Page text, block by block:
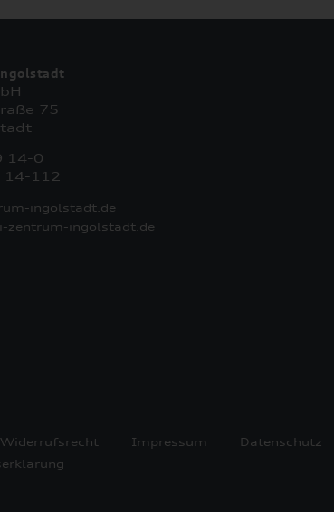
75
14-0
14-112
ingolstadt.de
zentrum-ingolstadt.de
Widerrufsrecht Impressum Datenschutz